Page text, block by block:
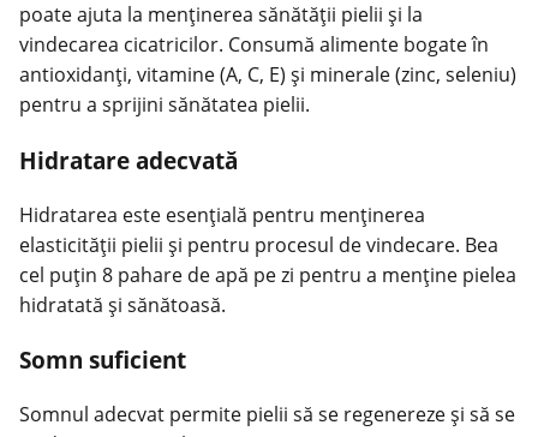
poate ajuta la menținerea sănătății pielii și la
vindecarea cicatricilor. Consumă alimente bogate în
antioxidanți, vitamine (A, C, E) și minerale (zinc, seleniu)
pentru a sprijini sănătatea pielii.
Hidratare adecvată
Hidratarea este esențială pentru menținerea
elasticității pielii și pentru procesul de vindecare. Bea
cel puțin 8 pahare de apă pe zi pentru a menține pielea
hidratată și sănătoasă.
Somn suficient
Somnul adecvat permite pielii să se regenereze și să se